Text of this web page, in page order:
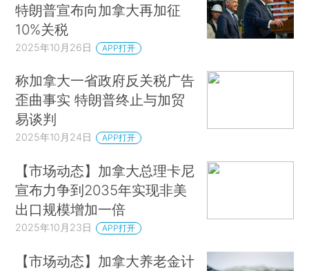
特朗普宣布向加拿大再加征
10%关税
2025年10月26日 APP打开
称加拿大一省政府反关税广告
歪曲事实 特朗普终止与加贸
易谈判
2025年10月24日 APP打开
【市场动态】加拿大总理卡尼
宣布力争到2035年实现非美
出口规模增加一倍
2025年10月23日 APP打开
【市场动态】加拿大养老金计